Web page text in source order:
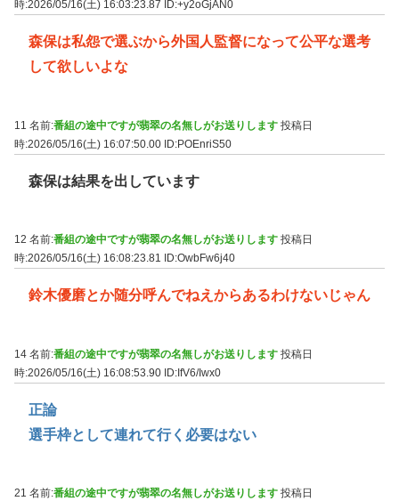
時:2026/05/16(土) 16:03:23.87
ID:+y2oGjAN0
森保は私怨で選ぶから外国人監督になって公平な選考
して欲しいよな
11 名前:番組の途中ですが翡翠の名無しがお送りします 投稿日
時:2026/05/16(土) 16:07:50.00 ID:POEnriS50
森保は結果を出しています
12 名前:番組の途中ですが翡翠の名無しがお送りします 投稿日
時:2026/05/16(土) 16:08:23.81
ID:OwbFw6j40
鈴木優磨とか随分呼んでねえからあるわけないじゃん
14 名前:番組の途中ですが翡翠の名無しがお送りします 投稿日
時:2026/05/16(土) 16:08:53.90 ID:IfV6/Iwx0
正論
選手枠として連れて行く必要はない
21 名前:番組の途中ですが翡翠の名無しがお送りします 投稿日